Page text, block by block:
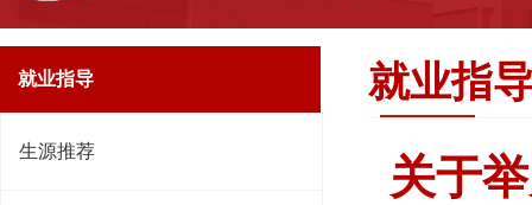
就业指导
生源推荐
就业指
关于